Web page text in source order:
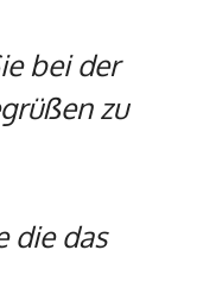
bei der
zu
die das